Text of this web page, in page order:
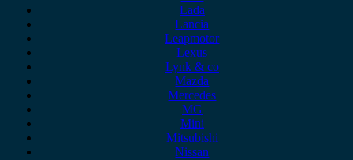
Lada
Lancia
Leapmotor
Lexus
Lynk & co
Mazda
Mercedes
MG
Mini
Mitsubishi
Nissan